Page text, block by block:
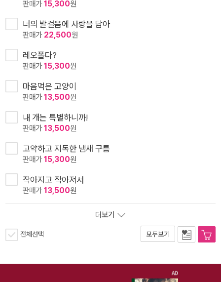
판매가15,300원
너의 발걸음에 사랑을 담아
판매가 22,500원
레오폴다?
판매가15,300원
마음먹은 고양이
판매가13,500원
내 개는 특별하니까!
판매가13,500원
고약하고 지독한 냄새 구름
판매가15,300원
작아지고 작아져서
판매가13,500원
더보기
전체선택 모두보기